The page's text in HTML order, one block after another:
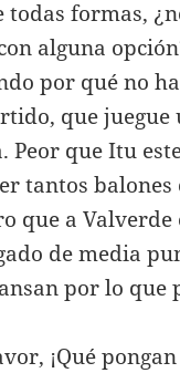
formas,
alguna
por qué no
que juegue
Peor que Itu
tantos balones
que a Valverde
de media
por lo que
¡Qué